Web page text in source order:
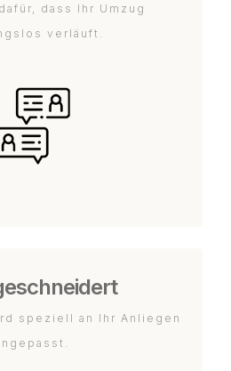
dass Ihr Umzug
verläuft.
speziell an Ihr Anliegen